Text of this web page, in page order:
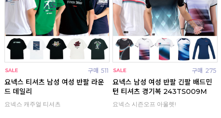
구매 511
요넥스 티셔츠 남성 여성 반팔 라운
드 데일리
요넥스 캐주얼 티셔츠
구매 275
요넥스 남성 여성 반팔 긴팔 배드민
턴 티셔츠 경기복 243TS009M
요넥스 시즌오프 아울렛!